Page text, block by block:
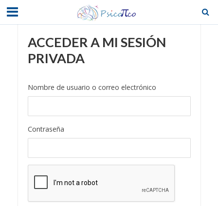
ACCEDER A MI SESIÓN
PRIVADA
Nombre de usuario o correo electrónico
Contraseña